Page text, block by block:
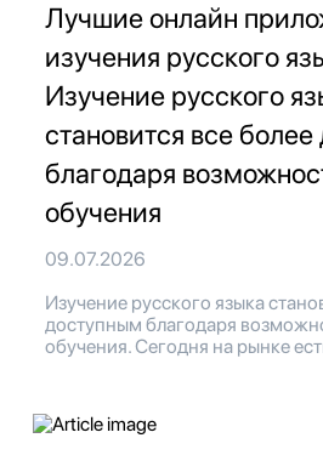
Лучшие онлайн
изучения русского
Изучение русского
становится все
благодаря
обучения
09.07.2026
Изучение русского языка
доступным благодаря
обучения. Сегодня на рынке